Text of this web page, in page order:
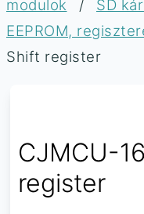
modulok
/
SD
EEPROM,
Shift register
CJMCU-
register